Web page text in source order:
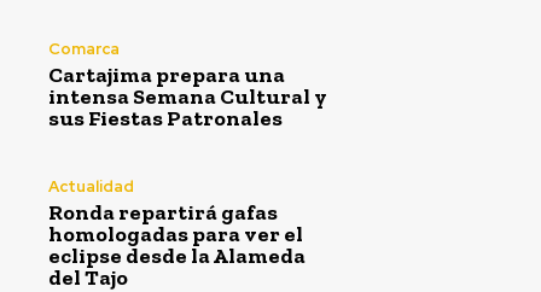
Comarca
Cartajima prepara una
intensa Semana Cultural y
sus Fiestas Patronales
Actualidad
Ronda repartirá gafas
homologadas para ver el
eclipse desde la Alameda
del Tajo